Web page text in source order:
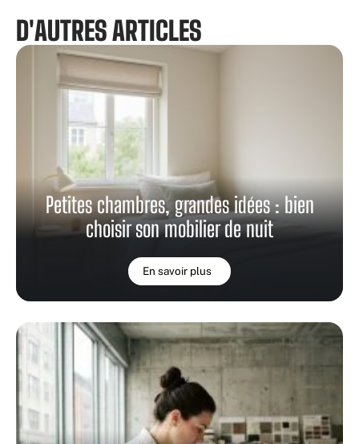
D'AUTRES ARTICLES
Petites chambres, grandes idées : bien
choisir son mobilier de nuit
En savoir plus